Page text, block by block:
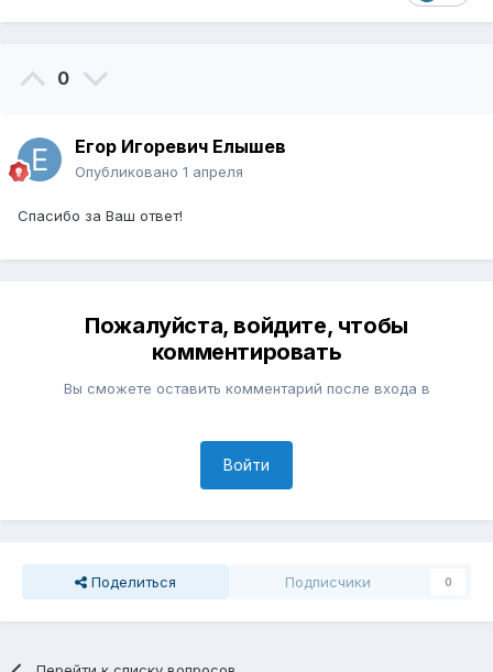
0
Егор Игоревич Елышев
Опубликовано 1 апреля
Спасибо за Ваш ответ!
Пожалуйста, войдите, чтобы
комментировать
Вы сможете оставить комментарий после входа в
Войти
Поделиться Подписчики 0